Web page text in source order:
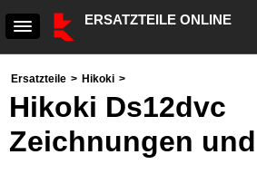
ERSATZTEILE ONLINE
Ersatzteile > Hikoki >
Hikoki Ds12dvc
Zeichnungen